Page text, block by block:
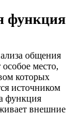
функция
общения
место,
которых
источником
функция
внешние